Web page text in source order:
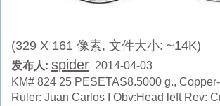
(329 X 161 像素, 文件大小: ~14K)
发布人: spider 2014-04-03
KM# 824 25 PESETAS8.5000 g.,
Ruler: Juan Carlos I Obv:Head left Rev: